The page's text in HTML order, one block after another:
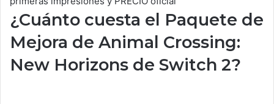
¿Cuánto cuesta el Paquete de
Mejora de Animal Crossing:
New Horizons de Switch 2?